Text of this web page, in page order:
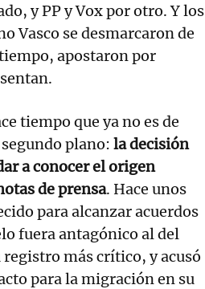
y PP y Vox por otro. Y los
Vasco se desmarcaron de
apostaron por
tiempo que ya no es de
plano: la decisión
a conocer el origen
de prensa. Hace unos
para alcanzar acuerdos
fuera antagónico al del
registro más crítico, y acusó
para la migración en su